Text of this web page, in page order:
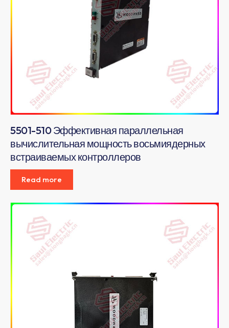
5501-510 Эффективная параллельная
вычислительная мощность восьмиядерных
встраиваемых контроллеров
Read more